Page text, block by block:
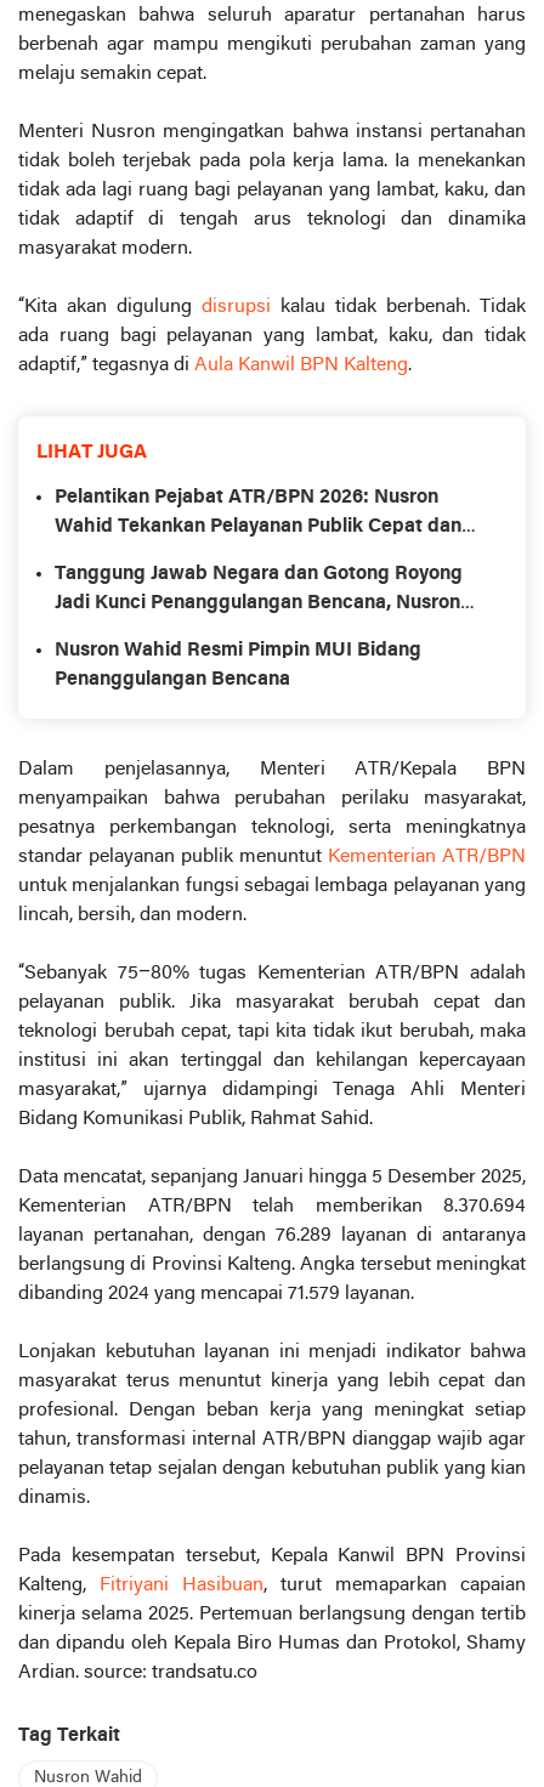
menegaskan bahwa seluruh aparatur pertanahan harus
berbenah agar mampu mengikuti perubahan zaman yang
melaju semakin cepat.
Menteri Nusron mengingatkan bahwa instansi pertanahan
tidak boleh terjebak pada pola kerja lama. Ia menekankan
tidak ada lagi ruang bagi pelayanan yang lambat, kaku, dan
tidak adaptif di tengah arus teknologi dan dinamika
masyarakat modern.
“Kita akan digulung disrupsi kalau tidak berbenah. Tidak
ada ruang bagi pelayanan yang lambat, kaku, dan tidak
adaptif,” tegasnya di Aula Kanwil BPN Kalteng.
LIHAT JUGA
Pelantikan Pejabat ATR/BPN 2026: Nusron
Wahid Tekankan Pelayanan Publik Cepat dan
Tanggung Jawab Negara dan Gotong Royong
Jadi Kunci Penanggulangan Bencana, Nusron
Nusron Wahid Resmi Pimpin MUI Bidang
Penanggulangan Bencana
Dalam penjelasannya, Menteri ATR/Kepala BPN
menyampaikan bahwa perubahan perilaku masyarakat,
pesatnya perkembangan teknologi, serta meningkatnya
standar pelayanan publik menuntut Kementerian ATR/BPN
untuk menjalankan fungsi sebagai lembaga pelayanan yang
lincah, bersih, dan modern.
“Sebanyak 75–80% tugas Kementerian ATR/BPN adalah
pelayanan publik. Jika masyarakat berubah cepat dan
teknologi berubah cepat, tapi kita tidak ikut berubah, maka
institusi ini akan tertinggal dan kehilangan kepercayaan
masyarakat,” ujarnya didampingi Tenaga Ahli Menteri
Bidang Komunikasi Publik, Rahmat Sahid.
Data mencatat, sepanjang Januari hingga 5 Desember 2025,
Kementerian ATR/BPN telah memberikan 8.370.694
layanan pertanahan, dengan 76.289 layanan di antaranya
berlangsung di Provinsi Kalteng. Angka tersebut meningkat
dibanding 2024 yang mencapai 71.579 layanan.
Lonjakan kebutuhan layanan ini menjadi indikator bahwa
masyarakat terus menuntut kinerja yang lebih cepat dan
profesional. Dengan beban kerja yang meningkat setiap
tahun, transformasi internal ATR/BPN dianggap wajib agar
pelayanan tetap sejalan dengan kebutuhan publik yang kian
dinamis.
Pada kesempatan tersebut, Kepala Kanwil BPN Provinsi
Kalteng,
Fitriyani Hasibuan, turut memaparkan capaian
kinerja selama 2025. Pertemuan berlangsung dengan tertib
dan dipandu oleh Kepala Biro Humas dan Protokol, Shamy
Ardian. source: trandsatu.co
Tag Terkait
Nusron Wahid